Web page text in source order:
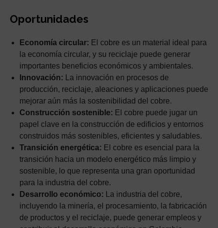
Oportunidades
Economía circular: El cobre es un material ideal para
la economía circular, y su reciclaje puede generar
importantes beneficios económicos y ambientales.
Innovación: La innovación en procesos de
producción, reciclaje, aleaciones y aplicaciones puede
mejorar aún más la sostenibilidad del cobre.
Construcción sostenible: El cobre puede jugar un
papel clave en la construcción de edificios y entornos
construidos más sostenibles, eficientes y saludables.
Transición energética: El cobre es esencial para la
transición hacia un modelo energético más limpio y
sostenible, lo que representa una gran oportunidad
para la industria del cobre.
Desarrollo económico: La industria del cobre,
incluyendo la minería, el procesamiento, la fabricación
de productos y el reciclaje, puede generar empleos y